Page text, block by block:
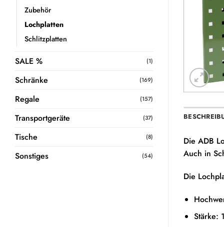
Zubehör
Lochplatten
Schlitzplatten
SALE % (1)
Schränke (169)
Regale (157)
Transportgeräte (37)
Tische (8)
Sonstiges (54)
Die ADB
Auch in
Die
Stärke: